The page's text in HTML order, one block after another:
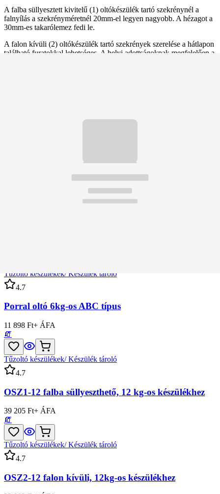
A falba süllyesztett kivitelű (1) oltókészülék tartó szekrénynél a
falnyílás a szekrényméretnél 20mm-el legyen nagyobb. A hézagot a
30mm-es takarólemez fedi le.
A falon kívüli (2) oltókészülék tartó szekrények szerelése a hátlapon
található furatokkal lehetséges. A helyi adottságoknak megfelelően a
Tűzoltó készülékek/ Készülék tároló
Tűzoltó készülékek/ Készülék tároló
4.7
Porral oltó 6kg-os ABC típus
11 898 Ft+ ÁFA
🧯
Tűzoltó készülékek/ Készülék tároló
4.7
OSZ1-12 falba süllyeszthető, 12 kg-os készülékhez
39 205 Ft+ ÁFA
🧯
Tűzoltó készülékek/ Készülék tároló
4.7
OSZ2-12 falon kívüli, 12kg-os készülékhez